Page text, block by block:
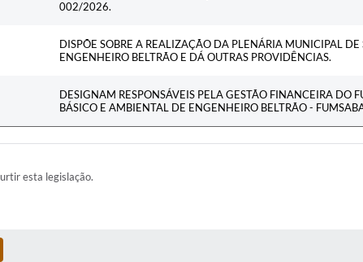
002/2026.
DISPÕE SOBRE A REALIZAÇÃO DA PLENÁRIA MUNICIPAL
ENGENHEIRO BELTRÃO E DÁ OUTRAS PROVIDÊNCIAS.
DESIGNAM RESPONSÁVEIS PELA GESTÃO FINANCEIRA DO
BÁSICO E AMBIENTAL DE ENGENHEIRO BELTRÃO -
esta legislação.